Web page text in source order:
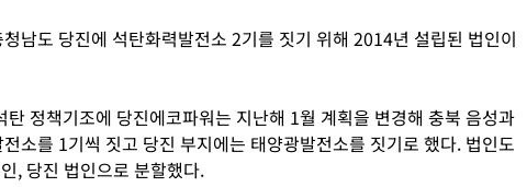
남도 당진에 석탄화력발전소 2기를 짓기 위해 2014년 설립된 법인이
탄 정책기조에 당진에코파워는 지난해 1월 계획을 변경해 충북 음성과
소를 1기씩 짓고 당진 부지에는 태양광발전소를 짓기로 했다. 법인도
, 당진 법인으로 분할했다.